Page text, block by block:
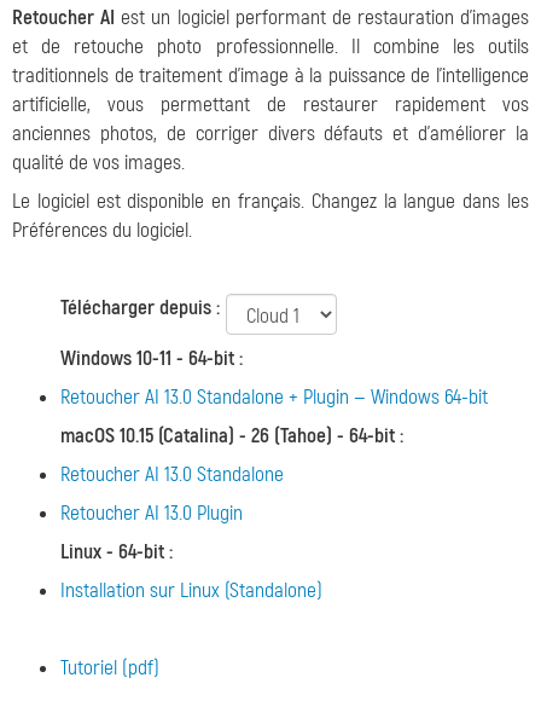
Retoucher AI est un logiciel performant de restauration d'images
et de retouche photo professionnelle. Il combine les outils
traditionnels de traitement d'image à la puissance de l'intelligence
artificielle, vous permettant de restaurer rapidement vos
anciennes photos, de corriger divers défauts et d'améliorer la
qualité de vos images.
Le logiciel est disponible en français. Changez la langue dans les
Préférences du logiciel.
Télécharger depuis :
Windows 10-11 - 64-bit:
Retoucher AI 13.0 Standalone + Plugin — Windows 64-bit
macOS 10.15 (Catalina) - 26 (Tahoe) - 64-bit:
Retoucher AI 13.0 Standalone
Retoucher AI 13.0 Plugin
Linux - 64-bit:
Installation sur Linux (Standalone)
Tutoriel (pdf)